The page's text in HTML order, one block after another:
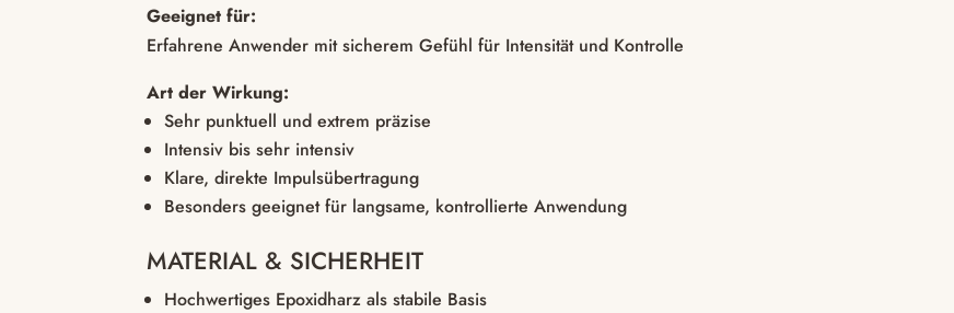
Geeignet für:
Erfahrene Anwender mit sicherem Gefühl für Intensität und Kontrolle
Art der Wirkung:
Sehr punktuell und extrem präzise
Intensiv bis sehr intensiv
Klare, direkte Impulsübertragung
Besonders geeignet für langsame, kontrollierte Anwendung
MATERIAL & SICHERHEIT
Hochwertiges Epoxidharz als stabile Basis